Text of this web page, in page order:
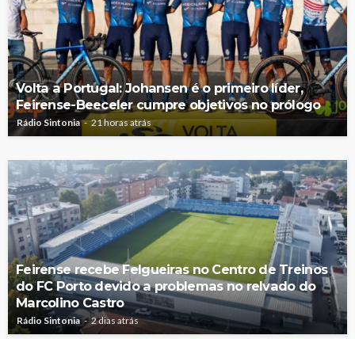
Volta a Portugal: Johansen é o primeiro líder,
Feirense-Beeceler cumpre objetivos no prólogo
Rádio Sintonia 21 horas atrás
Feirense recebe Felgueiras no Centro de Treinos
do FC Porto devido a problemas no relvado do
Marcolino Castro
Rádio Sintonia 2 dias atrás